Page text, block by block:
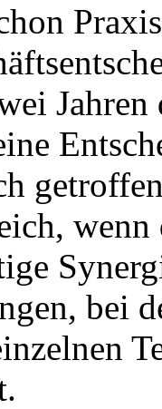
Jahren
bei